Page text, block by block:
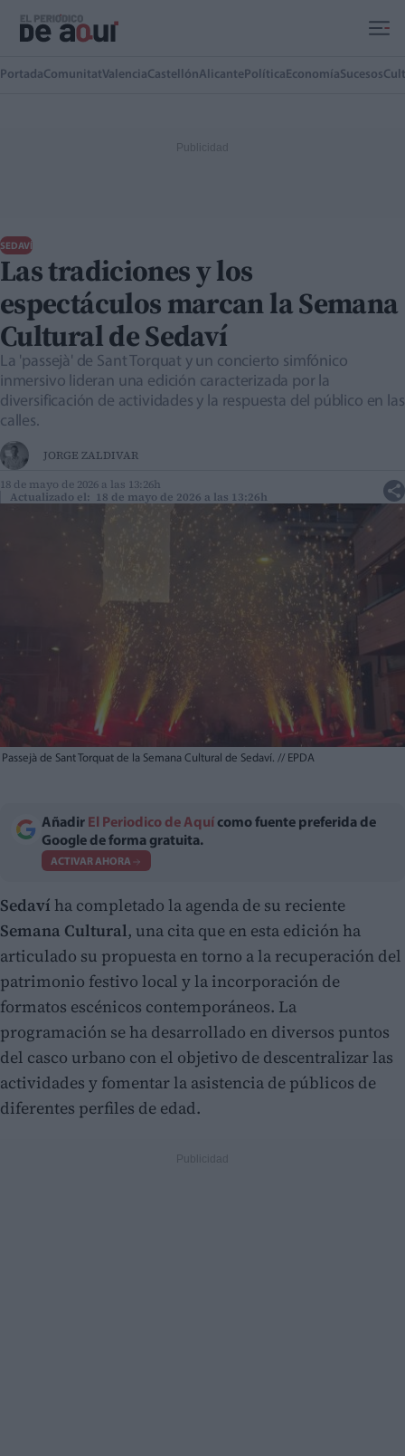
PortadaComunitatValenciaCastellónAlicante Política EconomíaSucesos
SEDAVÍ
Las tradiciones y los
espectáculos marcan la Semana
Cultural de Sedaví
La 'passejà' de Sant Torquat y un concierto simfónico
inmersivo lideran una edición caracterizada por la
diversificación de actividades y la respuesta del público en las
calles.
JORGE ZALDIVAR
18 de mayo de 2026 a las 13:26h
Actualizado el: 18 de mayo de 2026 a las 13:26h
Passejà de Sant Torquat de la Semana Cultural de Sedaví. // EPDA
Añadir El Periodico de Aquí como fuente preferida de
Google de forma gratuita.
ACTIVAR AHORA
Sedaví ha completado la agenda de su reciente
Semana Cultural, una cita que en esta edición ha
articulado su propuesta en torno a la recuperación del
patrimonio festivo local y la incorporación de
formatos escénicos contemporáneos. La
programación se ha desarrollado en diversos puntos
del casco urbano con el objetivo de descentralizar las
actividades y fomentar la asistencia de públicos de
diferentes perfiles de edad.